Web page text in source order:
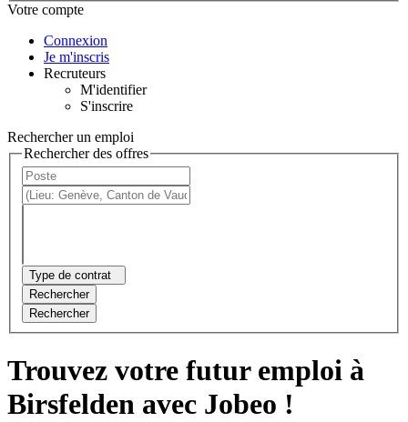
Votre compte
Connexion
Je m'inscris
Recruteurs
M'identifier
S'inscrire
Rechercher un emploi
Rechercher des offres
Type de contrat
Rechercher
Rechercher
Trouvez votre futur emploi à
Birsfelden avec Jobeo !